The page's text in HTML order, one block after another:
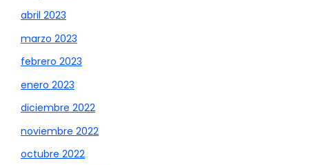
abril 2023
marzo 2023
febrero 2023
enero 2023
diciembre 2022
noviembre 2022
octubre 2022